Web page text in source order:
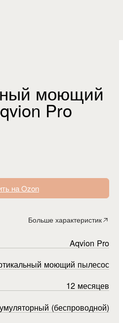
моющий
Pro
Больше характеристик
Aqvion Pro
моющий пылесос
12 месяцев
(беспроводной)
на Ozon